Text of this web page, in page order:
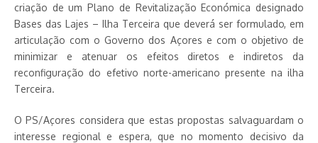
criação de um Plano de Revitalização Económica designado
Bases das Lajes – Ilha Terceira que deverá ser formulado, em
articulação com o Governo dos Açores e com o objetivo de
minimizar e atenuar os efeitos diretos e indiretos da
reconfiguração do efetivo norte-americano presente na ilha
Terceira.
O PS/Açores considera que estas propostas salvaguardam o
interesse regional e espera, que no momento decisivo da